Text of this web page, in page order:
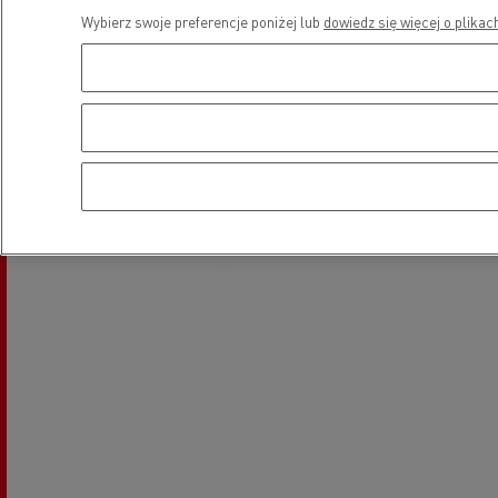
Lokalizacja
Wybierz swoje preferencje poniżej lub dowiedz się więcej o